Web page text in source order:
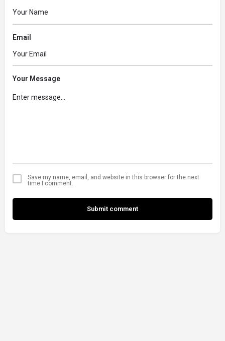
Email
Your Message
Save my name, email, and website in this browser for the next
time I comment.
Submit comment